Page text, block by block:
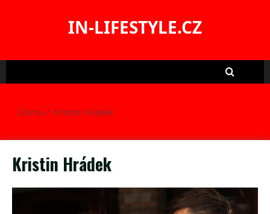
IN-LIFESTYLE.CZ
Domů Kristin Hrádek
Kristin Hrádek